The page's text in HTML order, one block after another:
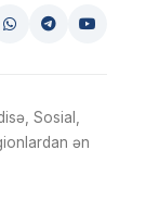
Sosial,
ən